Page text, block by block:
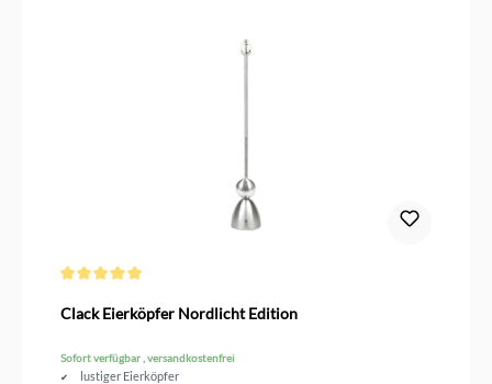
Clack Eierköpfer Nordlicht Edition
Sofort verfügbar , versandkostenfrei
lustiger Eierköpfer